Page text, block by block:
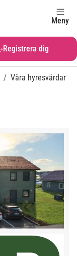
Meny
Registrera dig
Våra hyresvärdar